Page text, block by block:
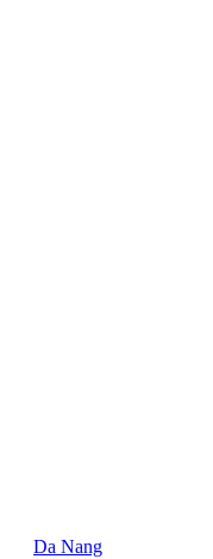
Da Nang